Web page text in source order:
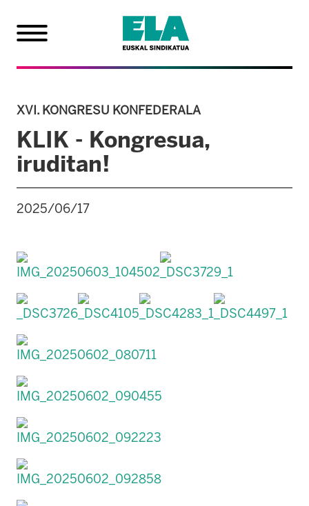
XVI. KONGRESU KONFEDERALA
KLIK - Kongresua,
iruditan!
2025/06/17